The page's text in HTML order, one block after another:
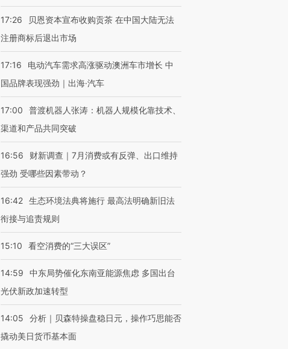
17:26
贝恩资本宣布收购贡茶 在中国大陆无法
注册商标后退出市场
17:16
电动汽车需求高涨驱动澳洲车市增长 中
国品牌表现强劲｜出海·汽车
17:00
普渡机器人张涛：机器人规模化靠技术、
渠道和产品共同突破
16:56
财新调查｜7月消费或有反弹、出口维持
强劲 受哪些因素带动？
16:42 生态环境法典将施行 最高法明确新旧法
衔接与追责规则
15:10 看空消费的“三大误区”
14:59
中东局势催化东南亚能源焦虑 多国出台
光伏新政加速转型
14:05
分析｜贝森特操盘稳日元，操作巧思能否
撬动美日货币基本面